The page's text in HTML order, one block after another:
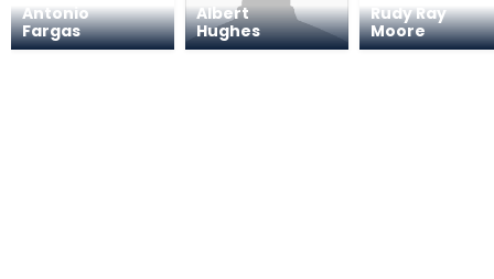
Antonio
Fargas
Albert
Hughes
Rudy Ray
Moore